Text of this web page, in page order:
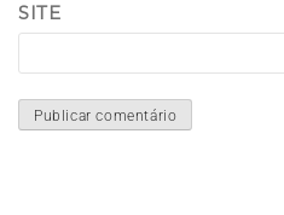
SITE